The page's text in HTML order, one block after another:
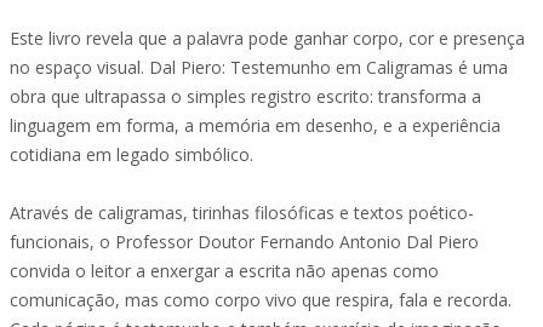
Este livro revela que a palavra pode ganhar corpo, cor e presença
no espaço visual. Dal Piero: Testemunho em Caligramas é uma
obra que ultrapassa o simples registro escrito: transforma a
linguagem em forma, a memória em desenho, e a experiência
cotidiana em legado simbólico.
Através de caligramas, tirinhas filosóficas e textos poético-
funcionais, o Professor Doutor Fernando Antonio Dal Piero
convida o leitor a enxergar a escrita não apenas como
comunicação, mas como corpo vivo que respira, fala e recorda.